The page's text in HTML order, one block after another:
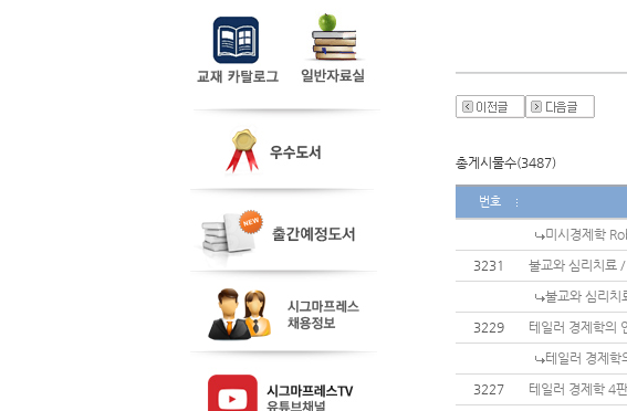
총게시물수(3487)
번호
미시경제학
3231
불교와 심리치료
불교와 심리치
3229
테일러 경제학의
테일러 경제학
3227
테일러 경제학 4